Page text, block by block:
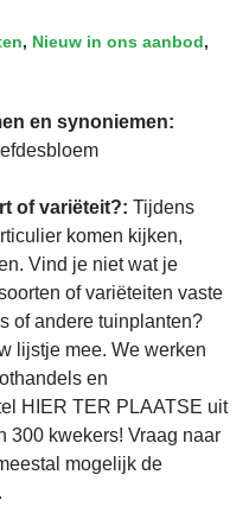
, Nieuw in ons aanbod,
en synoniemen:
of variëteit?: Tijdens
komen kijken,
Vind je niet wat je
of variëteiten vaste
of andere tuinplanten?
lijstje mee. We werken
en
HIER TER PLAATSE uit
300 kwekers! Vraag naar
mogelijk de